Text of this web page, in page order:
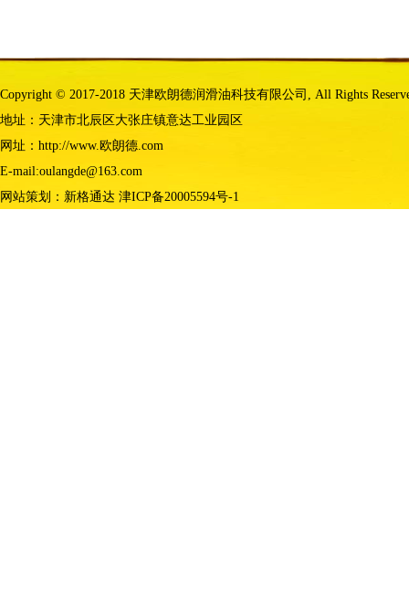
Copyright © 2017-2018 天津欧朗德润滑油科技有限公司, All Rights
地址：天津市北辰区大张庄镇意达工业园区
网址：http://www.欧朗德.com
E-mail:oulangde@163.com
网站策划： 新格通达 津ICP备20005594号-1